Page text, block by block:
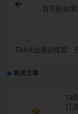
百万粉丝
Tiktok出海训练营：
相关文章
打